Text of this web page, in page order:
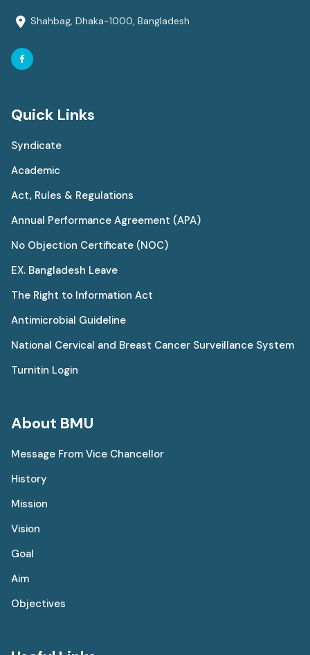
Shahbag, Dhaka-1000, Bangladesh
Quick Links
Syndicate
Academic
Act, Rules & Regulations
Annual Performance Agreement (APA)
No Objection Certificate (NOC)
EX. Bangladesh Leave
The Right to Information Act
Antimicrobial Guideline
National Cervical and Breast Cancer Surveillance System
Turnitin Login
About BMU
Message From Vice Chancellor
History
Mission
Vision
Goal
Aim
Objectives